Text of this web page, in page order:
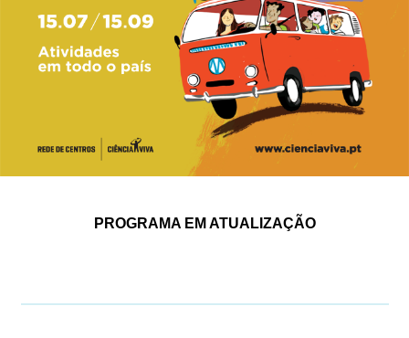
PROGRAMA EM ATUALIZAÇÃO